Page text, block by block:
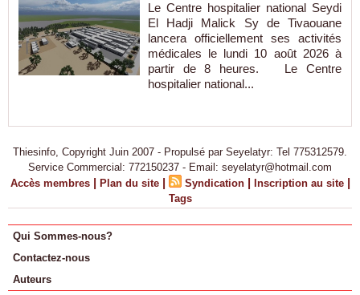
Le Centre hospitalier national Seydi
El Hadji Malick Sy de Tivaouane
lancera officiellement ses activités
médicales le lundi 10 août 2026 à
partir de 8 heures. Le Centre
hospitalier national...
Thiesinfo, Copyright Juin 2007 - Propulsé par Seyelatyr: Tel 775312579.
Service Commercial: 772150237 - Email: seyelatyr@hotmail.com
Accès membres | Plan du site | Syndication | Inscription au site |
Tags
Qui Sommes-nous?
Contactez-nous
Auteurs